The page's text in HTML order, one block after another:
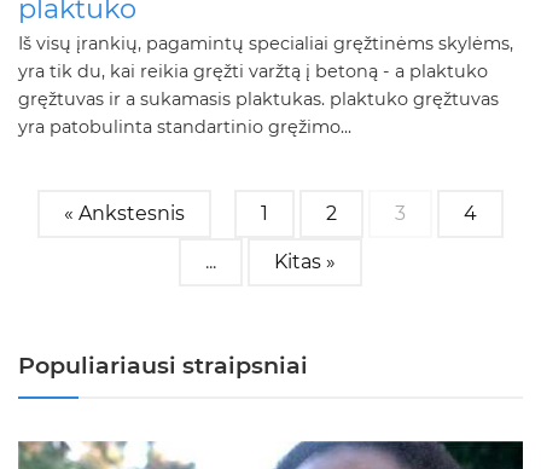
plaktuko
Iš visų įrankių, pagamintų specialiai gręžtinėms skylėms,
yra tik du, kai reikia gręžti varžtą į betoną - a plaktuko
gręžtuvas ir a sukamasis plaktukas. plaktuko gręžtuvas
yra patobulinta standartinio gręžimo...
« Ankstesnis 1 2 3 4
... Kitas »
Populiariausi straipsniai